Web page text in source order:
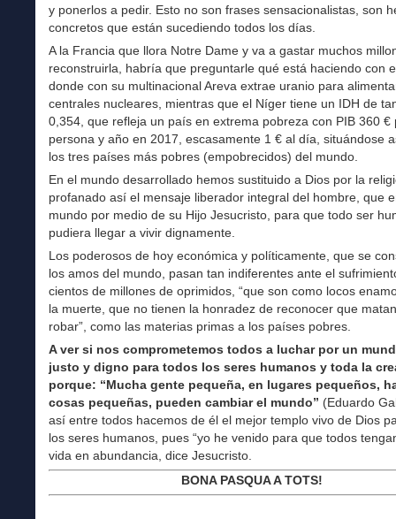
y ponerlos a pedir. Esto no son frases sensacionalistas, son
concretos que están sucediendo todos los días.
A la Francia que llora Notre Dame y va a gastar muchos
reconstruirla, habría que preguntarle qué está haciendo con
donde con su multinacional Areva extrae uranio para
centrales nucleares, mientras que el Níger tiene un IDH de
0,354, que refleja un país en extrema pobreza con PIB 360 €
persona y año en 2017, escasamente 1 € al día, situándose
los tres países más pobres (empobrecidos) del mundo.
En el mundo desarrollado hemos sustituido a Dios por la
profanado así el mensaje liberador integral del hombre, que
mundo por medio de su Hijo Jesucristo, para que todo ser
pudiera llegar a vivir dignamente.
Los poderosos de hoy económica y políticamente, que se
los amos del mundo, pasan tan indiferentes ante el
cientos de millones de oprimidos, “que son como locos
la muerte, que no tienen la honradez de reconocer que
robar”, como las materias primas a los países pobres.
A ver si nos comprometemos todos a luchar por un
justo y digno para todos los seres humanos y toda la
porque: “Mucha gente pequeña, en lugares pequeños,
cosas pequeñas, pueden cambiar el mundo” (Eduardo
así entre todos hacemos de él el mejor templo vivo de Dios
los seres humanos, pues “yo he venido para que todos
vida en abundancia, dice Jesucristo.
BONA PASQUA A TOTS!